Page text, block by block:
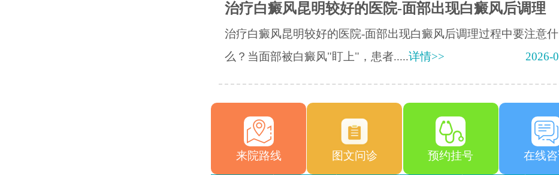
治疗白癜风昆明较好的医院-面部出现白癜风后调理
治疗白癜风昆明较好的医院-面部出现白癜风后调理过程中要注意什
么？当面部被白癜风"盯上"，患者.....详情>> 2026-
来院路线 图文问诊 预约挂号 在线